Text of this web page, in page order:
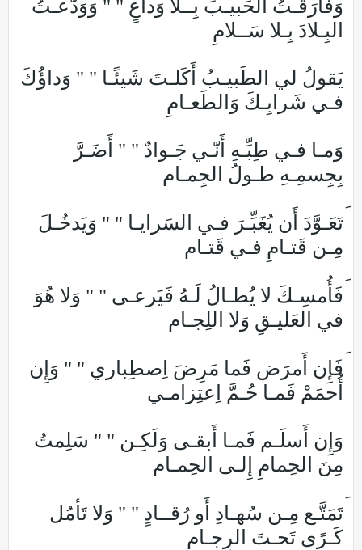
وَفارَقـتُ الحَبيـبَ بِــلا وَداعٍ " " وَوَدَّعـتُ
البِـلادَ بِـلا سَــلامِ
يَقولُ لي الطَبيـبُ أَكَلـتَ شَيئًـا " " وَداؤُكَ
فـي شَرابِـكَ وَالطَعـامِ
وَمـا فـي طِبِّـهِ أَنّـي جَـوادٌ " " أَضَـرَّ
بِجِسمِـهِ طـولُ الجِمـام
تَعَـوَّدَ أَن يُغَبِّـرَ فـي السَرايـا " " وَيَدخُـلَ
مِـن قَتـامِ فـي قَتـام
فَأُمسِـكَ لا يُطـالُ لَـهُ فَيَرعـى " " وَلا هُوَ
في العَليـقِ وَلا اللِجـام
فَإِن أَمرَض فَما مَرِضَ اِصطِباري " " وَإِن
أُحمَمْ فَمـا حُـمَّ اِعتِزامـي
وَإِن أَسلَـم فَمـا أَبقـى وَلَكِـن " " سَلِمتُ
مِنَ الحِمامِ إِلـى الحِمـام
تَمَتَّـع مِـن سُهـادِ أَو رُقــادٍ " " وَلا تَأمُل
كَـرًى تَحـتَ الرِجـام